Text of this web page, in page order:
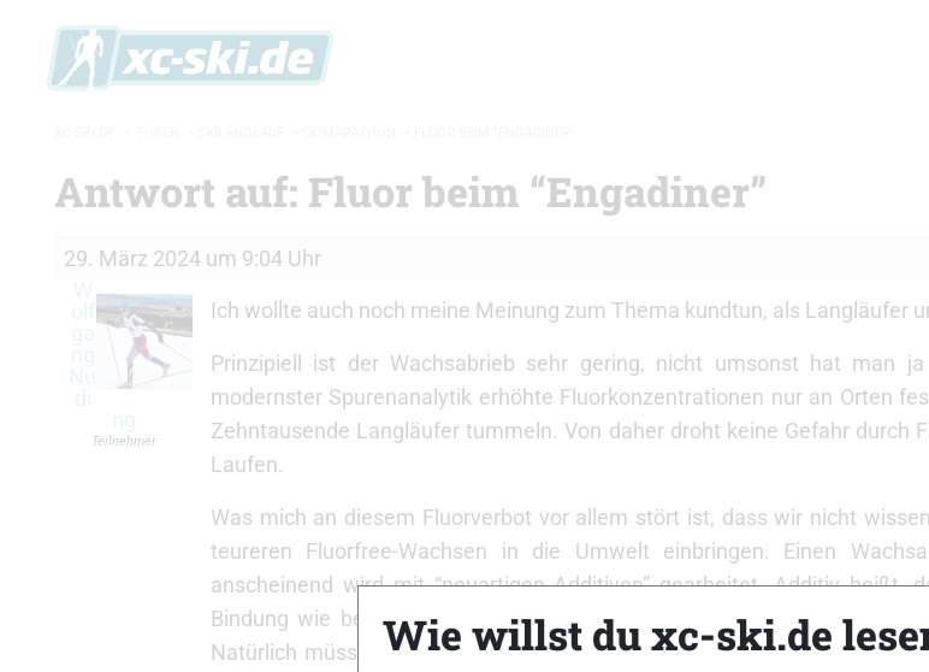
Antwort auf: Fluor beim “Engadiner”
29. März 2024 um 9:04 Uhr
W
olf
ga
ng
Nu
di
ng
Teilnehmer
Ich wollte auch noch meine Meinung zum Thema kundtun, als Langläufer
Prinzipiell ist der Wachsabrieb sehr gering, nicht umsonst hat man
modernster Spurenanalytik erhöhte Fluorkonzentrationen nur an Orten
Zehntausende Langläufer tummeln. Von daher droht keine Gefahr durch
Laufen.
Was mich an diesem Fluorverbot vor allem stört ist, dass wir nicht
teureren Fluorfree-Wachsen in die Umwelt einbringen. Einen
anscheinend wird mit “neuartigen Additiven” gearbeitet. Additiv heißt,
Bindung wie bei den Fluorwachsen mehr gibt, die Abgabe an den
Natürlich müssen diese Additive die Reach-Verordung der EU erfüllen,
Wie willst du xc-ski.de